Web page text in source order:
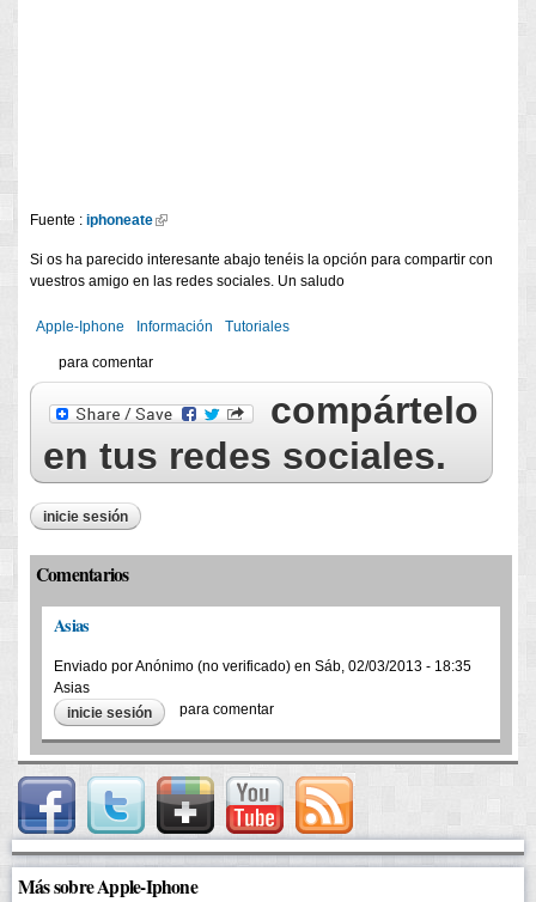
Fuente : iphoneate(link is external)
Si os ha parecido interesante abajo tenéis la opción para compartir con
vuestros amigo en las redes sociales. Un saludo
Apple-Iphone Información Tutoriales
compártelo
en tus redes sociales.
inicie sesión
para comentar
Comentarios
Asias
Enviado porAnónimo (no verificado) en Sáb, 02/03/2013 - 18:35
Asias
inicie sesión
para comentar
Más sobre Apple-Iphone